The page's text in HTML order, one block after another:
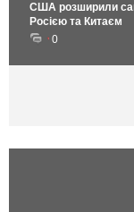
США розширили
Росією та Китаєм
0